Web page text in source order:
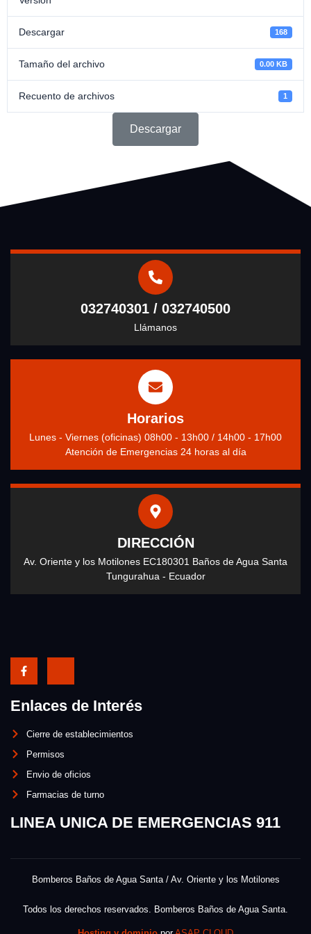
Descargar 168
Tamaño del archivo 0.00 KB
Recuento de archivos 1
Descargar
032740301 / 032740500
Llámanos
Horarios
Lunes - Viernes (oficinas) 08h00 - 13h00 / 14h00 - 17h00
Atención de Emergencias 24 horas al día
DIRECCIÓN
Av. Oriente y los Motilones EC180301 Baños de Agua Santa
Tungurahua - Ecuador
Enlaces de Interés
Cierre de establecimientos
Permisos
Envio de oficios
Farmacias de turno
LINEA UNICA DE EMERGENCIAS 911
Bomberos Baños de Agua Santa / Av. Oriente y los Motilones
Todos los derechos reservados. Bomberos Baños de Agua Santa.